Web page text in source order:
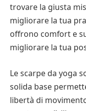
trovare la giusta
migliorare la tua
offrono comfort e
migliorare la tua
Le scarpe da yoga
solida base
libertà di